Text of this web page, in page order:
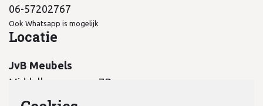
06-57202767
Ook Whatsapp is mogelijk
Locatie
JvB Meubels
Middelkampseweg 7B
5311 PC Gameren